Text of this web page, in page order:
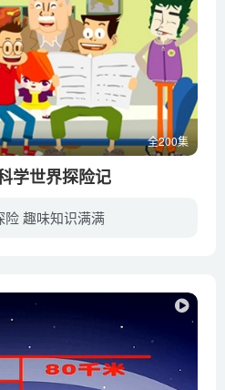
全200集
学世界探险记
险 趣味知识满满